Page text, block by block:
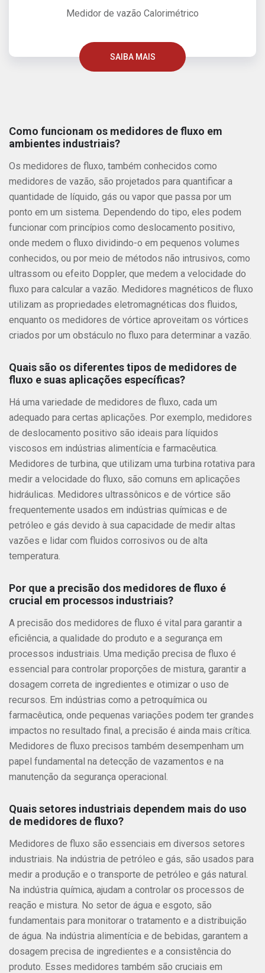
Medidor de vazão Calorimétrico
SAIBA MAIS
Como funcionam os medidores de fluxo em
ambientes industriais?
Os medidores de fluxo, também conhecidos como
medidores de vazão, são projetados para quantificar a
quantidade de líquido, gás ou vapor que passa por um
ponto em um sistema. Dependendo do tipo, eles podem
funcionar com princípios como deslocamento positivo,
onde medem o fluxo dividindo-o em pequenos volumes
conhecidos, ou por meio de métodos não intrusivos, como
ultrassom ou efeito Doppler, que medem a velocidade do
fluxo para calcular a vazão. Medidores magnéticos de fluxo
utilizam as propriedades eletromagnéticas dos fluidos,
enquanto os medidores de vórtice aproveitam os vórtices
criados por um obstáculo no fluxo para determinar a vazão.
Quais são os diferentes tipos de medidores de
fluxo e suas aplicações específicas?
Há uma variedade de medidores de fluxo, cada um
adequado para certas aplicações. Por exemplo, medidores
de deslocamento positivo são ideais para líquidos
viscosos em indústrias alimentícia e farmacêutica.
Medidores de turbina, que utilizam uma turbina rotativa para
medir a velocidade do fluxo, são comuns em aplicações
hidráulicas. Medidores ultrassônicos e de vórtice são
frequentemente usados em indústrias químicas e de
petróleo e gás devido à sua capacidade de medir altas
vazões e lidar com fluidos corrosivos ou de alta
temperatura.
Por que a precisão dos medidores de fluxo é
crucial em processos industriais?
A precisão dos medidores de fluxo é vital para garantir a
eficiência, a qualidade do produto e a segurança em
processos industriais. Uma medição precisa de fluxo é
essencial para controlar proporções de mistura, garantir a
dosagem correta de ingredientes e otimizar o uso de
recursos. Em indústrias como a petroquímica ou
farmacêutica, onde pequenas variações podem ter grandes
impactos no resultado final, a precisão é ainda mais crítica.
Medidores de fluxo precisos também desempenham um
papel fundamental na detecção de vazamentos e na
manutenção da segurança operacional.
Quais setores industriais dependem mais do uso
de medidores de fluxo?
Medidores de fluxo são essenciais em diversos setores
industriais. Na indústria de petróleo e gás, são usados para
medir a produção e o transporte de petróleo e gás natural.
Na indústria química, ajudam a controlar os processos de
reação e mistura. No setor de água e esgoto, são
fundamentais para monitorar o tratamento e a distribuição
de água. Na indústria alimentícia e de bebidas, garantem a
dosagem precisa de ingredientes e a consistência do
produto. Esses medidores também são cruciais em